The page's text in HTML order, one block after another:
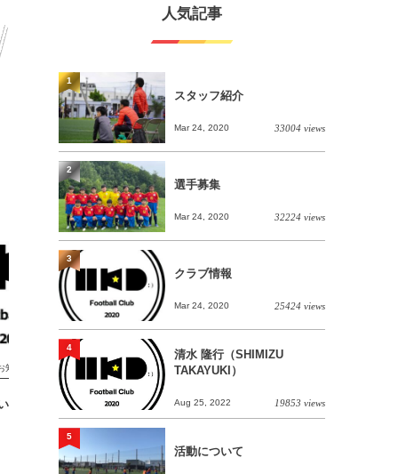
知らせ
お知らせ】
ジュニアユース
【7/18(土) U15 Connectカブスリーグ
北海道 2部】
人気記事
スタッフ紹介
Mar 24, 2020 33004 views
1
選手募集
Mar 24, 2020 32224 views
2
クラブ情報
Mar 24, 2020 25424 views
3
清水 隆行（SHIMIZU
TAKAYUKI）
Aug 25, 2022 19853 views
4
活動について
5